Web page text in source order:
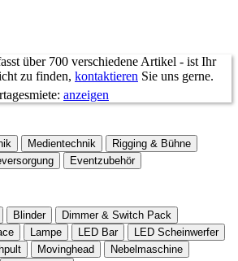
über 700 verschiedene Artikel - ist Ihr
zu finden, kontaktieren Sie uns gerne.
anzeigen
3 Tage 4 Tage 5 Tage 6 Tage
ab 7
Tage